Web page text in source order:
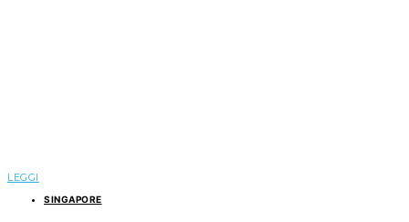
LEGGI
SINGAPORE